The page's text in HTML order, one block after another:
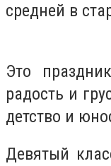
средней в
Это
радость и
детство и
Девятый